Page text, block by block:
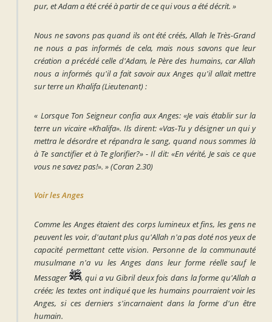
pur, et Adam a été créé à partir de ce qui vous a été décrit. »
Nous ne savons pas quand ils ont été créés, Allah le Très-Grand
ne nous a pas informés de cela, mais nous savons que leur
création a précédé celle d'Adam, le Père des humains, car Allah
nous a informés qu'il a fait savoir aux Anges qu'il allait mettre
sur terre un Khalifa (Lieutenant) :
« Lorsque Ton Seigneur confia aux Anges: «Je vais établir sur la
terre un vicaire «Khalifa». Ils dirent: «Vas-Tu y désigner un qui y
mettra le désordre et répandra le sang, quand nous sommes là
à Te sanctifier et à Te glorifier?» - Il dit: «En vérité, Je sais ce que
vous ne savez pas!». »(Coran 2.30)
Voir les Anges
Comme les Anges étaient des corps lumineux et fins, les gens ne
peuvent les voir, d'autant plus qu'Allah n'a pas doté nos yeux de
capacité permettant cette vision. Personne de la communauté
musulmane n'a vu les Anges dans leur forme réelle sauf le
Messager
, qui a vu Gibril deux fois dans la forme qu'Allah a
créée; les textes ont indiqué que les humains pourraient voir les
Anges, si ces derniers s'incarnaient dans la forme d'un être
humain.